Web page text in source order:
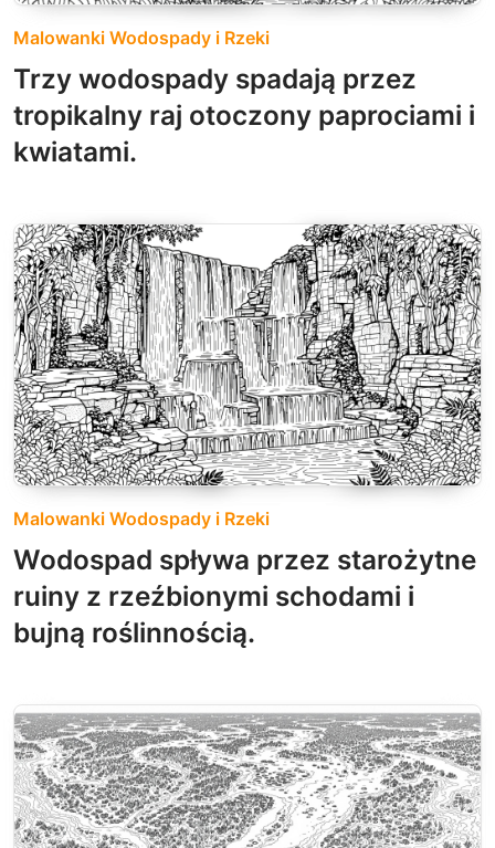
Malowanki Wodospady i Rzeki
Trzy wodospady spadają przez
tropikalny raj otoczony paprociami i
kwiatami.
Malowanki Wodospady i Rzeki
Wodospad spływa przez starożytne
ruiny z rzeźbionymi schodami i
bujną roślinnością.